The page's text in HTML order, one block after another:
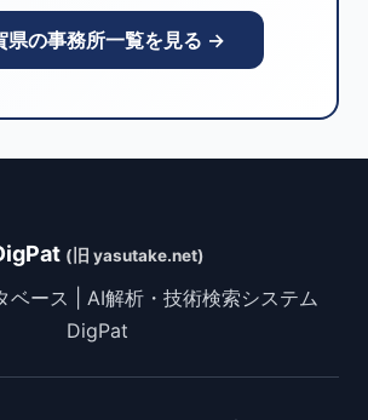
県の事務所一覧を見る →
(旧 yasutake.net)
ベース | AI解析・技術検索システム
DigPat